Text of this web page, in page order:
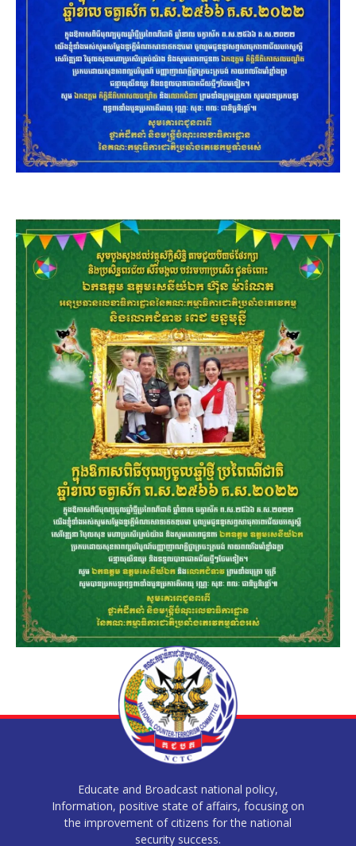
Educate and Broadcast national policy,
Information, positive state of affairs, focusing on
the improvement of citizens for the national
security success.